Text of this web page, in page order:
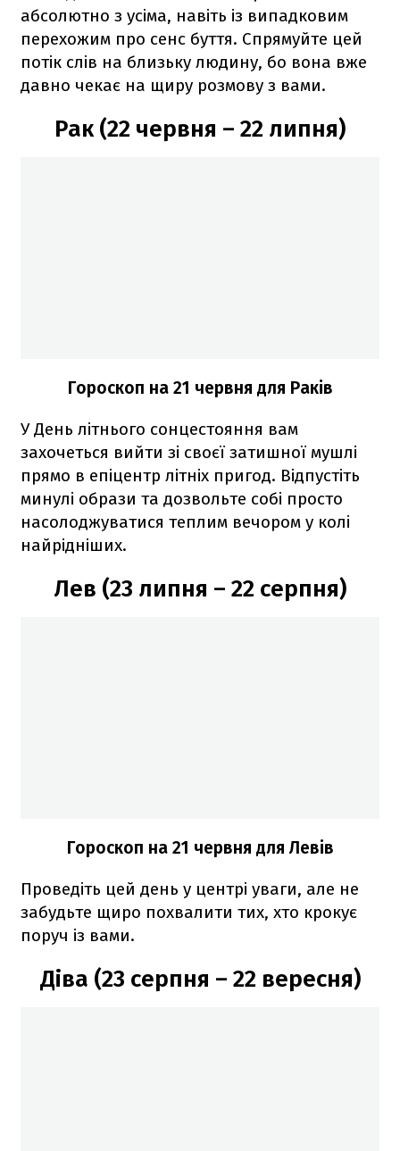
абсолютно з усіма, навіть із випадковим
перехожим про сенс буття. Спрямуйте цей
потік слів на близьку людину, бо вона вже
давно чекає на щиру розмову з вами.
Рак (22 червня – 22 липня)
Гороскоп на 21 червня для Раків
У День літнього сонцестояння вам
захочеться вийти зі своєї затишної мушлі
прямо в епіцентр літніх пригод. Відпустіть
минулі образи та дозвольте собі просто
насолоджуватися теплим вечором у колі
найрідніших.
Лев (23 липня – 22 серпня)
Гороскоп на 21 червня для Левів
Проведіть цей день у центрі уваги, але не
забудьте щиро похвалити тих, хто крокує
поруч із вами.
Діва (23 серпня – 22 вересня)